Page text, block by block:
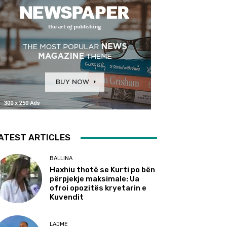
ARTICLES
BALLINA
Haxhiu thotë se Kurti po bën
përpjekje maksimale: Ua
ofroi opozitës kryetarin e
Kuvendit
LAJME